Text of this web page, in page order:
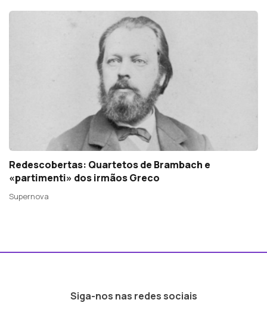
Redescobertas: Quartetos de Brambach e
«partimenti» dos irmãos Greco
Supernova
Siga-nos nas redes sociais